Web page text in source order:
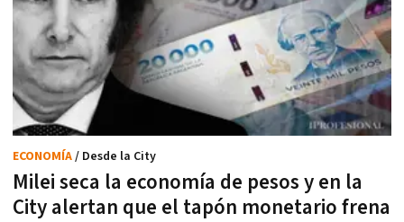
Milei seca la economía de pesos y en la
City alertan que el tapón monetario frena
ECONOMÍA/ Desde la City